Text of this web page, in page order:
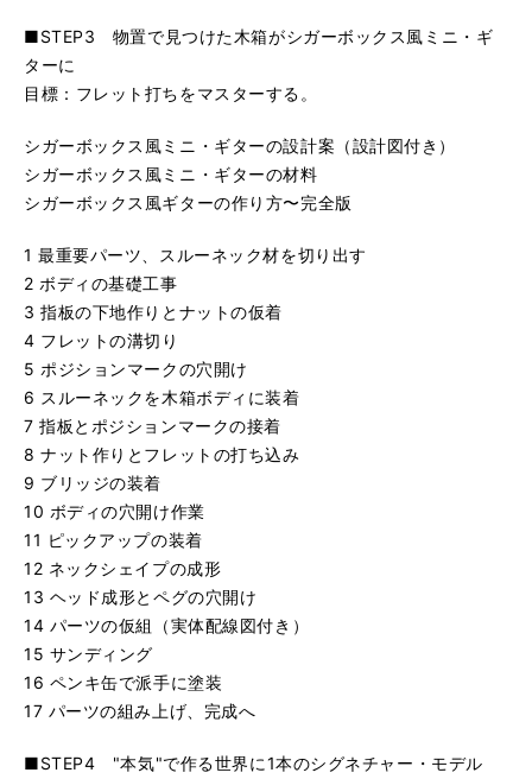
■STEP3 物置で見つけた木箱がシガーボックス風ミニ・ギ
ターに
目標：フレット打ちをマスターする。
シガーボックス風ミニ・ギターの設計案（設計図付き）
シガーボックス風ミニ・ギターの材料
シガーボックス風ギターの作り方〜完全版
1 最重要パーツ、スルーネック材を切り出す
2 ボディの基礎工事
3 指板の下地作りとナットの仮着
4 フレットの溝切り
5 ポジションマークの穴開け
6 スルーネックを木箱ボディに装着
7 指板とポジションマークの接着
8 ナット作りとフレットの打ち込み
9 ブリッジの装着
10 ボディの穴開け作業
11 ピックアップの装着
12 ネックシェイプの成形
13 ヘッド成形とペグの穴開け
14 パーツの仮組（実体配線図付き）
15 サンディング
16 ペンキ缶で派手に塗装
17 パーツの組み上げ、完成へ
■STEP4 "本気"で作る世界に1本のシグネチャー・モデル